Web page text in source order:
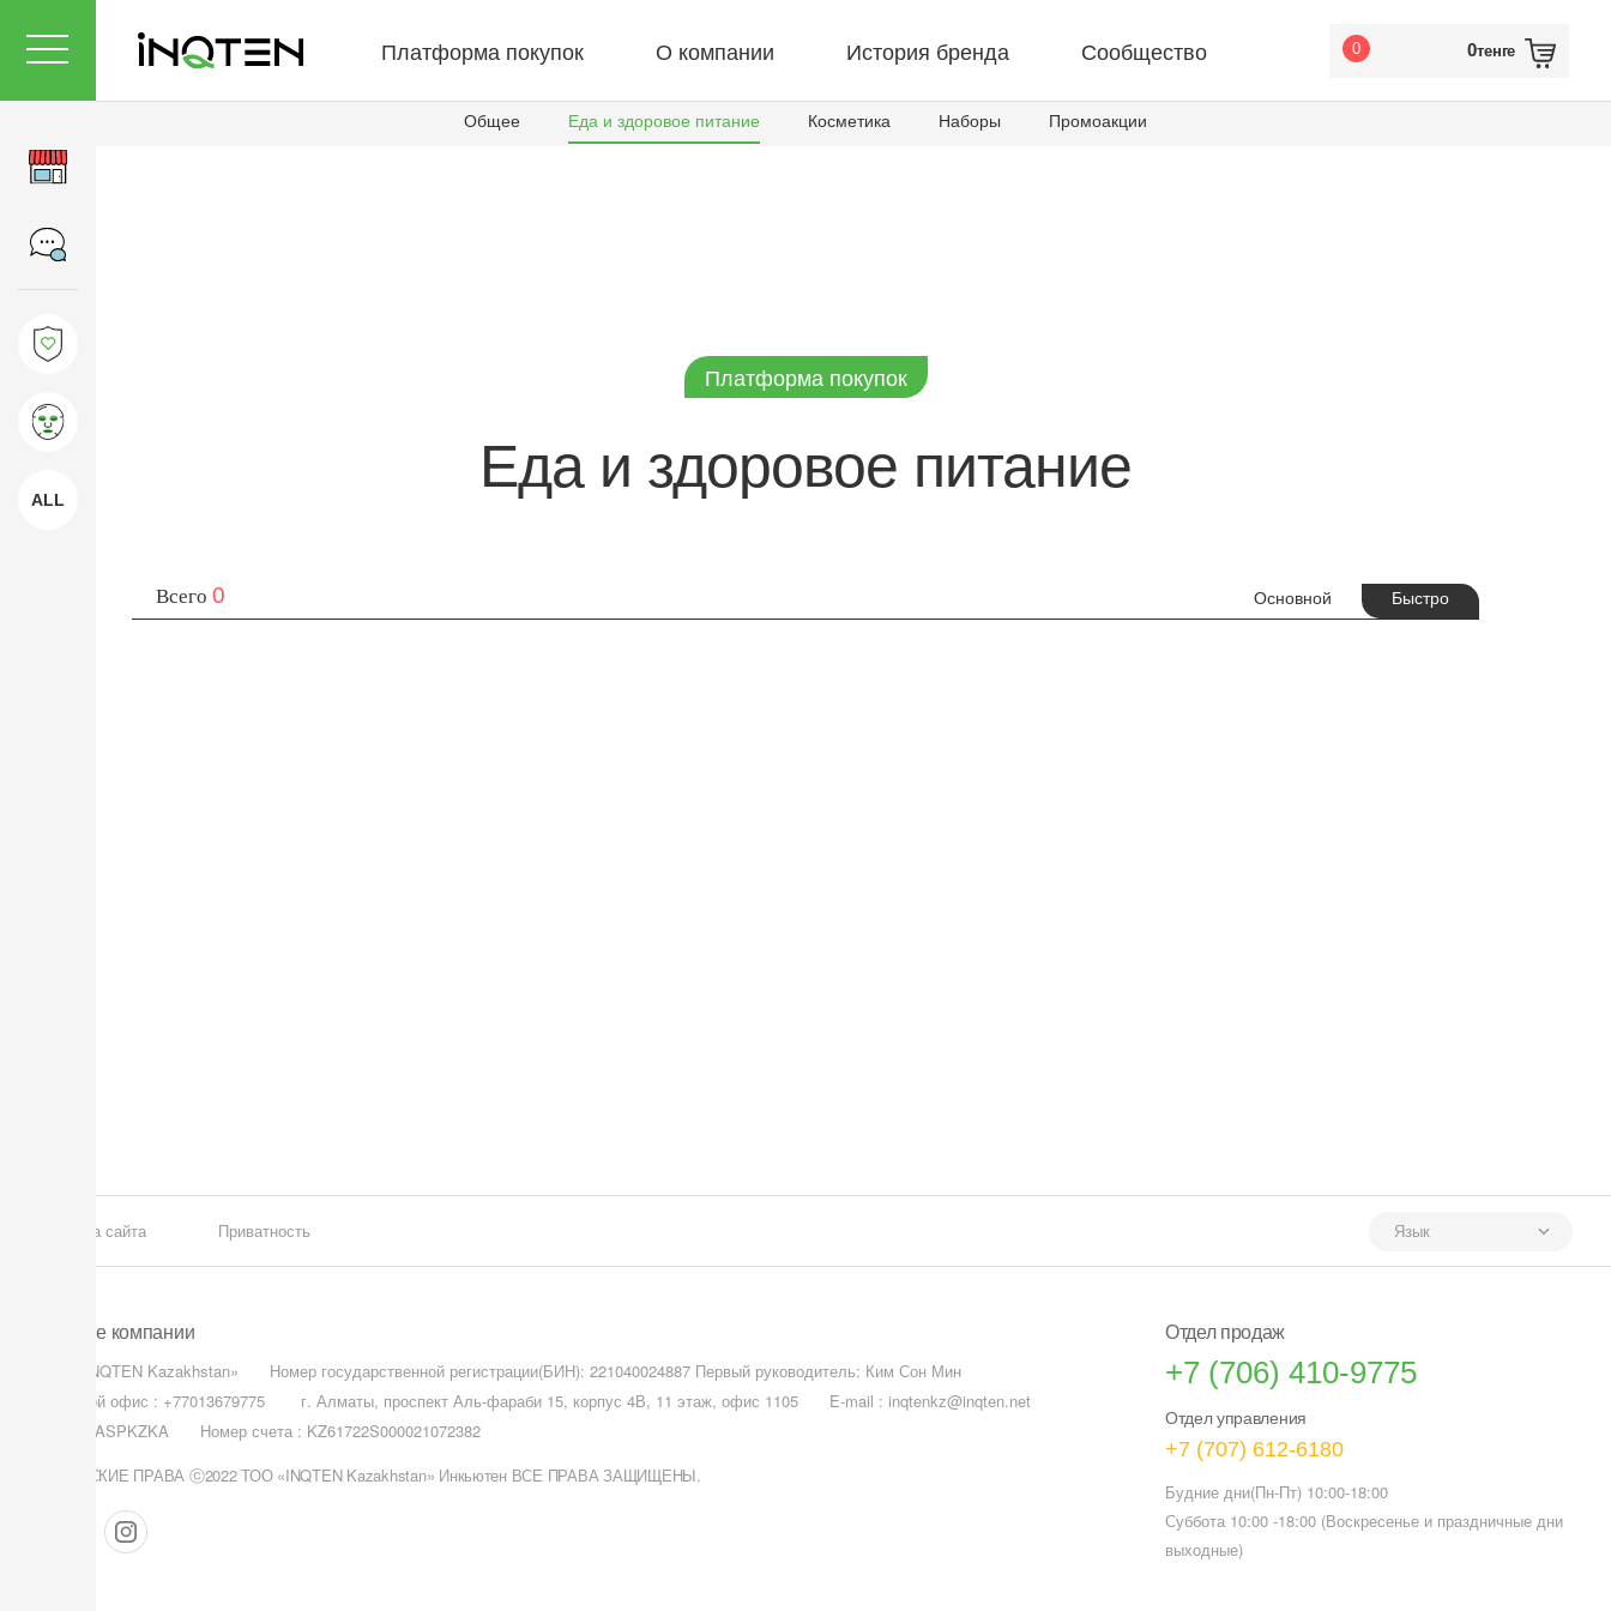
Платформа покупок О компании История бренда Сообщество 0 0тенге
Общее Еда и здоровое питание Косметика Наборы Промоакции
Платформа покупок
Еда и здоровое питание
Всего 0 Основной Быстро
ALL
Правила сайта Приватность Язык
Данные компании
ТОО «INQTEN Kazakhstan»
Номер государственной регистрации(БИН): 221040024887 Первый руководитель: Ким Сон Мин
Головной офис : +77013679775 г. Алматы, проспект Аль-фараби 15, корпус 4В, 11 этаж, офис 1105 E-mail : inqtenkz@inqten.net
БИК : CASPKZKA
Номер счета : KZ61722S000021072382
АВТОРСКИЕ ПРАВА ⓒ2022 ТОО «INQTEN Kazakhstan» Инкьютен ВСЕ ПРАВА ЗАЩИЩЕНЫ.
Отдел продаж
+7 (706) 410-9775
Отдел управления
+7 (707) 612-6180
Будние дни(Пн-Пт) 10:00-18:00
Суббота 10:00 -18:00 (Воскресенье и праздничные дни
выходные)